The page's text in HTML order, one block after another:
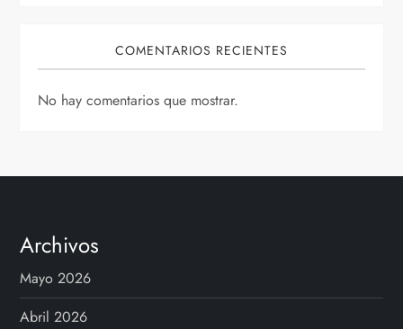
s
COMENTARIOS RECIENTES
No hay comentarios que mostrar.
Archivos
Mayo 2026
Abril 2026